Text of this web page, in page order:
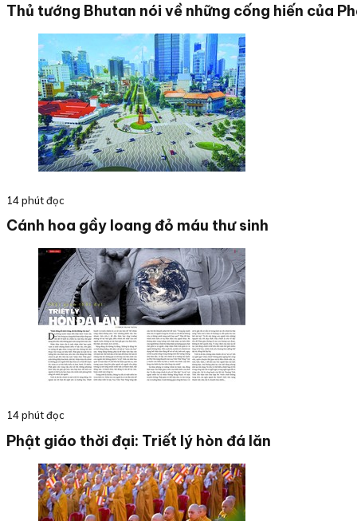
Thủ tướng Bhutan nói về những cống hiến của
14 phút đọc
Cánh hoa gầy loang đỏ máu thư sinh
14 phút đọc
Phật giáo thời đại: Triết lý hòn đá lăn